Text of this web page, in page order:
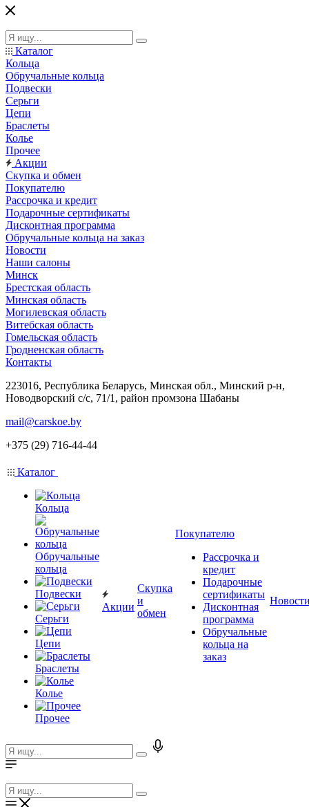
Каталог
Кольца
Обручальные кольца
Подвески
Серьги
Цепи
Браслеты
Колье
Прочее
Акции
Скупка и обмен
Покупателю
Рассрочка и кредит
Подарочные сертификаты
Дисконтная программа
Обручальные кольца на заказ
Новости
Наши салоны
Минск
Брестская область
Минская область
Могилевская область
Витебская область
Гомельская область
Гродненская область
Контакты
223016, Республика Беларусь, Минская обл., Минский р-н,
Новодворский с/с, 71/1, район промзона Шабаны
mail@carskoe.by
+375 (29) 716-44-44
Каталог
Кольца
Обручальные
кольца
Подвески
Серьги
Цепи
Браслеты
Колье
Прочее
Акции
Скупка
и
обмен
Покупателю
Рассрочка и
кредит
Подарочные
сертификаты
Дисконтная
программа
Обручальные
кольца на
заказ